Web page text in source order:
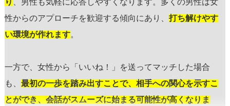
り
、男性も気軽に応答しやすくなります。多くの男性は女
性からのアプローチを歓迎する傾向にあり、 打ち解けやす
い環境が作れます。
一方で、女性から「いいね！」を送ってマッチした場合
も、 最初の一歩を踏み出すことで、相手への関心を示すこ
とができ、会話がスムーズに始まる可能性が高くなりま